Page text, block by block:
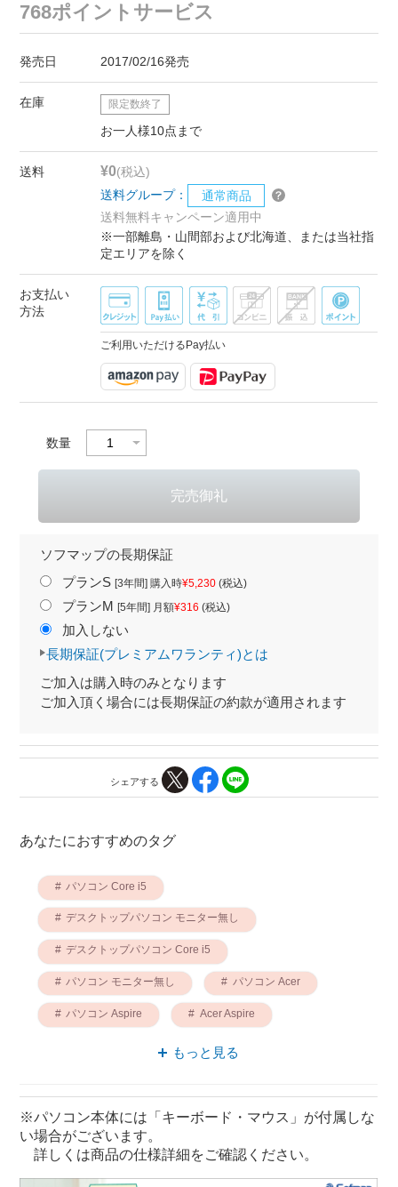
768ポイントサービス
発売日 2017/02/16発売
在庫 限定数終了
お一人様10点まで
送料 ¥0(税込)
送料グループ：
通常商品
送料無料キャンペーン適用中
※一部離島・山間部および北海道、または当社指
定エリアを除く
お支払い
方法
ご利用いただけるPay払い
数量
ソフマップの長期保証
プランS [3年間] 購入時¥5,230(税込)
プランM [5年間] 月額¥316 (税込)
加入しない
長期保証(プレミアムワランティ)とは
ご加入は購入時のみとなります
ご加入頂く場合には長期保証の約款が適用されます
シェアする
あなたにおすすめのタグ
パソコン Core i5
デスクトップパソコン モニター無し
デスクトップパソコン Core i5
パソコン モニター無し パソコン Acer
パソコン Aspire Acer Aspire
もっと見る
※パソコン本体には「キーボード・マウス」が付属しな
い場合がございます。
詳しくは商品の仕様詳細をご確認ください。